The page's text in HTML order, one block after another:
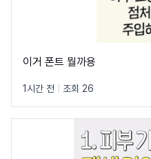
이거 폰트 뭘까용
1시간 전 조회 26